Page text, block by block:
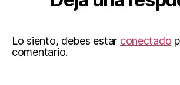
Lo siento, debes estar conectado
comentario.